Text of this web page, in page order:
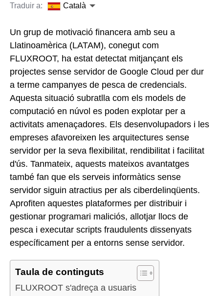
Traduir a: Català
Un grup de motivació financera amb seu a
Llatinoamèrica (LATAM), conegut com
FLUXROOT, ha estat detectat mitjançant els
projectes sense servidor de Google Cloud per dur
a terme campanyes de pesca de credencials.
Aquesta situació subratlla com els models de
computació en núvol es poden explotar per a
activitats amenaçadores. Els desenvolupadors i les
empreses afavoreixen les arquitectures sense
servidor per la seva flexibilitat, rendibilitat i facilitat
d'ús. Tanmateix, aquests mateixos avantatges
també fan que els serveis informàtics sense
servidor siguin atractius per als ciberdelinqüents.
Aprofiten aquestes plataformes per distribuir i
gestionar programari maliciós, allotjar llocs de
pesca i executar scripts fraudulents dissenyats
específicament per a entorns sense servidor.
Taula de continguts
FLUXROOT s'adreça a usuaris